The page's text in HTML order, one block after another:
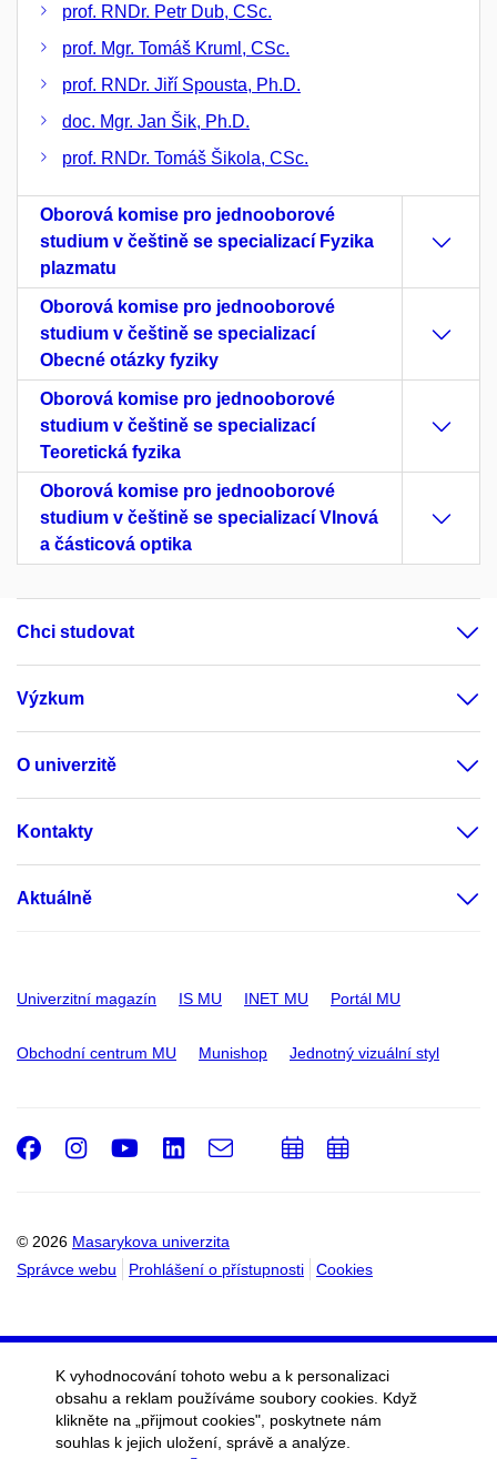
prof. RNDr. Petr Dub, CSc.
prof. Mgr. Tomáš Kruml, CSc.
prof. RNDr. Jiří Spousta, Ph.D.
doc. Mgr. Jan Šik, Ph.D.
prof. RNDr. Tomáš Šikola, CSc.
Oborová komise pro jednooborové
studium v češtině se specializací Fyzika
plazmatu
Oborová komise pro jednooborové
studium v češtině se specializací
Obecné otázky fyziky
Oborová komise pro jednooborové
studium v češtině se specializací
Teoretická fyzika
Oborová komise pro jednooborové
studium v češtině se specializací Vlnová
a částicová optika
Chci studovat
Výzkum
O univerzitě
Kontakty
Aktuálně
Univerzitní magazín IS MU INET MU Portál MU
Obchodní centrum MU Munishop Jednotný vizuální styl
© 2026 Masarykova univerzita
Správce webu
Prohlášení o přístupnosti Cookies
Facebook
Instagram
Youtube
LinkedIn
e-
PřidatPřidat
K vyhodnocování tohoto webu a k personalizaci
obsahu a reklam používáme soubory cookies. Když
klikněte na „přijmout cookies", poskytnete nám
souhlas k jejich uložení, správě a analýze.